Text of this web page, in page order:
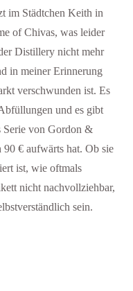
im Städtchen Keith in
of Chivas, was leider
Distillery nicht mehr
in meiner Erinnerung
verschwunden ist. Es
und es gibt
von Gordon &
€ aufwärts hat. Ob sie
ist, wie oftmals
nicht nachvollziehbar,
sein.